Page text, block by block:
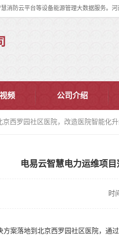
频 公司介绍
西罗园社区医院，改造医院智能化升
电易云智慧电力运维项
时
方案落地到北京西罗园社区医院，通